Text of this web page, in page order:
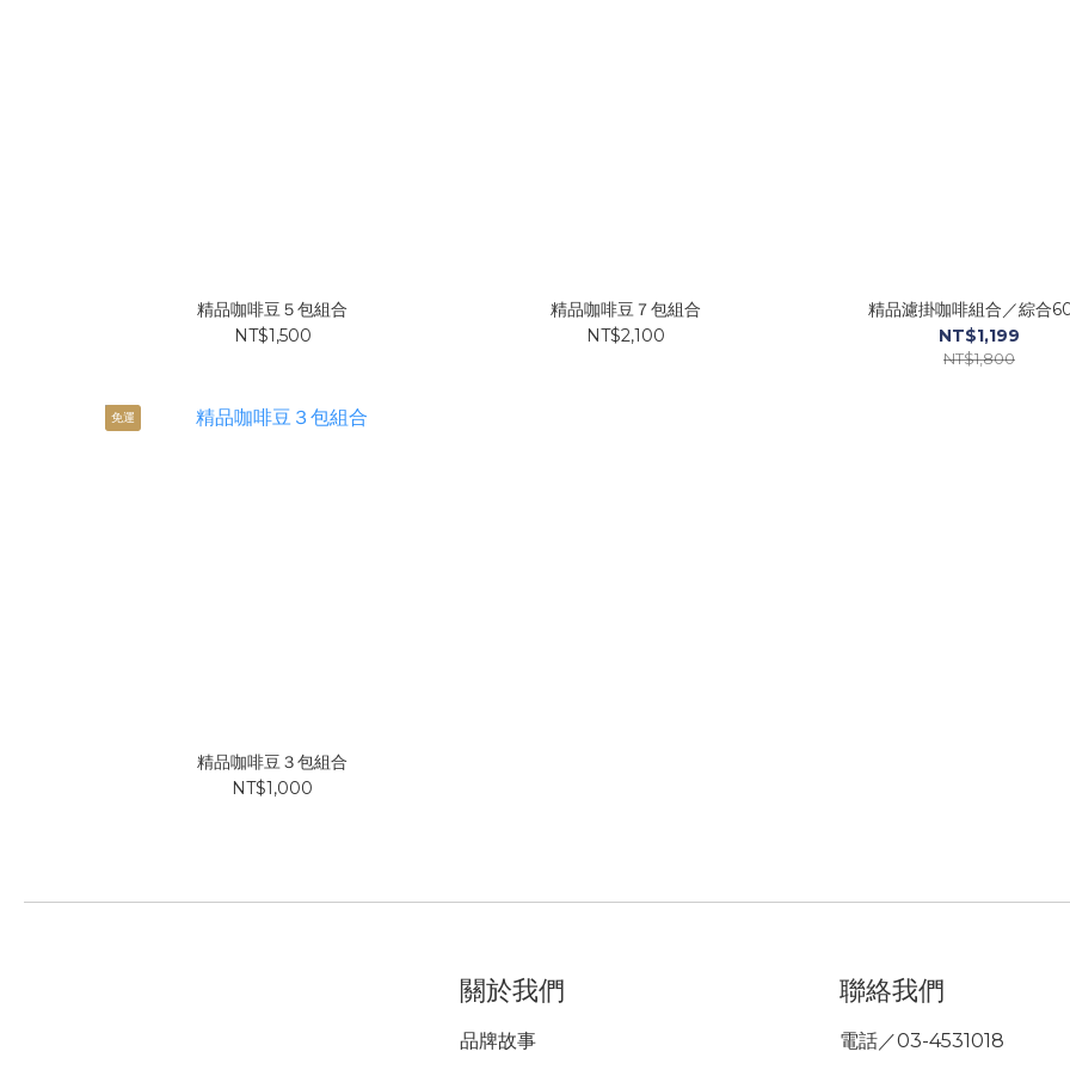
精品咖啡豆５包組合
NT$1,500
精品咖啡豆７包組合
NT$2,100
精品濾掛咖啡組合／綜合
NT$1,199
NT$1,800
免運
精品咖啡豆３包組合
NT$1,000
關於我們
品牌故事
聯絡我們
電話／03-4531018